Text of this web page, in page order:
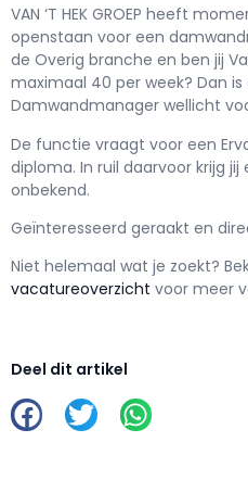
VAN ‘T HEK GROEP heeft
openstaan voor een
de Overig branche en ben jij
maximaal 40 per week? Dan
Damwandmanager wellicht
De functie vraagt voor een
diploma. In ruil daarvoor krijg jij
onbekend.
Geïnteresseerd geraakt en d
Niet helemaal wat je zoekt?
vacatureoverzicht voor meer
Deel dit artikel